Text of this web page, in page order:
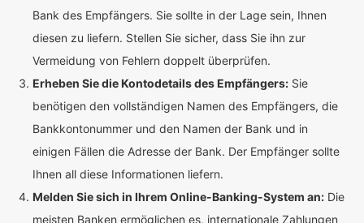
Bank des Empfängers. Sie sollte in der Lage sein, Ihnen
diesen zu liefern. Stellen Sie sicher, dass Sie ihn zur
Vermeidung von Fehlern doppelt überprüfen.
Erheben Sie die Kontodetails des Empfängers: Sie
benötigen den vollständigen Namen des Empfängers, die
Bankkontonummer und den Namen der Bank und in
einigen Fällen die Adresse der Bank. Der Empfänger sollte
Ihnen all diese Informationen liefern.
Melden Sie sich in Ihrem Online-Banking-System an: Die
meisten Banken ermöglichen es, internationale Zahlungen